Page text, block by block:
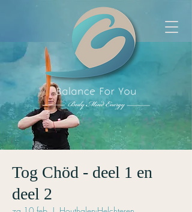
Tog Chöd - deel 1 en
deel 2